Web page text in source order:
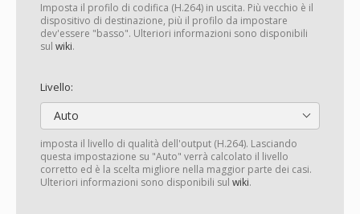
Imposta il profilo di codifica (H.264) in uscita. Più vecchio è il
dispositivo di destinazione, più il profilo da impostare
dev'essere "basso". Ulteriori informazioni sono disponibili
sul wiki.
Livello:
Auto
imposta il livello di qualità dell'output (H.264). Lasciando
questa impostazione su "Auto" verrà calcolato il livello
corretto ed è la scelta migliore nella maggior parte dei casi.
Ulteriori informazioni sono disponibili sul wiki.